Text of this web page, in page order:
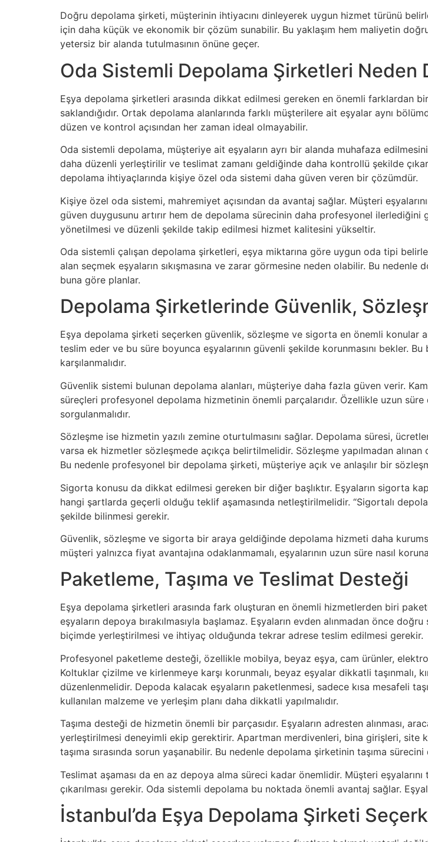
Doğru depolama şirketi, müşterinin ihtiyacını dinleyerek uygun hizmet türünü
için daha küçük ve ekonomik bir çözüm sunabilir. Bu yaklaşım hem maliyetin
yetersiz bir alanda tutulmasının önüne geçer.
Oda Sistemli Depolama Şirketleri Neden
Eşya depolama şirketleri arasında dikkat edilmesi gereken en önemli farklardan
saklandığıdır. Ortak depolama alanlarında farklı müşterilere ait eşyalar aynı
düzen ve kontrol açısından her zaman ideal olmayabilir.
Oda sistemli depolama, müşteriye ait eşyaların ayrı bir alanda muhafaza
daha düzenli yerleştirilir ve teslimat zamanı geldiğinde daha kontrollü şekilde
depolama ihtiyaçlarında kişiye özel oda sistemi daha güven veren bir çözümdür.
Kişiye özel oda sistemi, mahremiyet açısından da avantaj sağlar. Müşteri
güven duygusunu artırır hem de depolama sürecinin daha profesyonel ilerlediğini
yönetilmesi ve düzenli şekilde takip edilmesi hizmet kalitesini yükseltir.
Oda sistemli çalışan depolama şirketleri, eşya miktarına göre uygun oda tipi
alan seçmek eşyaların sıkışmasına ve zarar görmesine neden olabilir. Bu
buna göre planlar.
Depolama Şirketlerinde Güvenlik,
Eşya depolama şirketi seçerken güvenlik, sözleşme ve sigorta en önemli konular
teslim eder ve bu süre boyunca eşyalarının güvenli şekilde korunmasını bekler.
karşılanmalıdır.
Güvenlik sistemi bulunan depolama alanları, müşteriye daha fazla güven verir.
süreçleri profesyonel depolama hizmetinin önemli parçalarıdır. Özellikle uzun
sorgulanmalıdır.
Sözleşme ise hizmetin yazılı zemine oturtulmasını sağlar. Depolama süresi,
varsa ek hizmetler sözleşmede açıkça belirtilmelidir. Sözleşme yapılmadan
Bu nedenle profesyonel bir depolama şirketi, müşteriye açık ve anlaşılır bir
Sigorta konusu da dikkat edilmesi gereken bir diğer başlıktır. Eşyaların sigorta
hangi şartlarda geçerli olduğu teklif aşamasında netleştirilmelidir. “Sigortalı
şekilde bilinmesi gerekir.
Güvenlik, sözleşme ve sigorta bir araya geldiğinde depolama hizmeti daha
müşteri yalnızca fiyat avantajına odaklanmamalı, eşyalarının uzun süre nasıl
Paketleme, Taşıma ve Teslimat Desteği
Eşya depolama şirketleri arasında fark oluşturan en önemli hizmetlerden biri
eşyaların depoya bırakılmasıyla başlamaz. Eşyaların evden alınmadan önce
biçimde yerleştirilmesi ve ihtiyaç olduğunda tekrar adrese teslim edilmesi gerekir.
Profesyonel paketleme desteği, özellikle mobilya, beyaz eşya, cam ürünler,
Koltuklar çizilme ve kirlenmeye karşı korunmalı, beyaz eşyalar dikkatli taşınmalı,
düzenlenmelidir. Depoda kalacak eşyaların paketlenmesi, sadece kısa mesafeli
kullanılan malzeme ve yerleşim planı daha dikkatli yapılmalıdır.
Taşıma desteği de hizmetin önemli bir parçasıdır. Eşyaların adresten alınması,
yerleştirilmesi deneyimli ekip gerektirir. Apartman merdivenleri, bina girişleri, site
taşıma sırasında sorun yaşanabilir. Bu nedenle depolama şirketinin taşıma
Teslimat aşaması da en az depoya alma süreci kadar önemlidir. Müşteri
çıkarılması gerekir. Oda sistemli depolama bu noktada önemli avantaj sağlar.
İstanbul’da Eşya Depolama Şirketi